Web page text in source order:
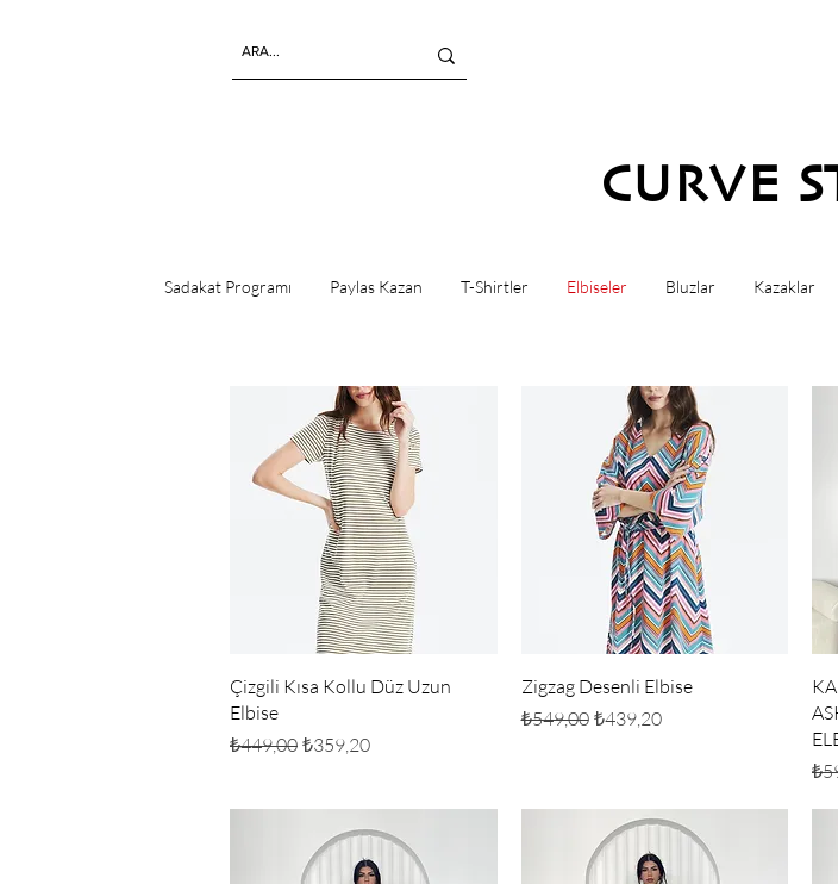
CURVE
Sadakat Programı Paylas Kazan T-Shirtler Elbiseler Bluzlar Kazaklar
Hızlı Bakış
Çizgili Kısa Kollu Düz Uzun
Elbise
Normal Fiyat
₺449,00 İndirimli Fiyat
₺359,20
Hızlı Bakış
Zigzag Desenli Elbise
Normal Fiyat
₺549,00 İndirimli Fiyat
₺439,20